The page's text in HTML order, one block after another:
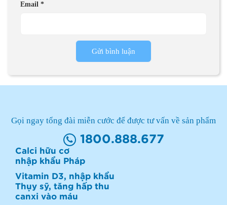
Email *
Gọi ngay tổng đài miễn cước để được tư vấn về sản phẩm
1800.888.677
Calci hữu cơ
nhập khẩu Pháp
Vitamin D3, nhập khẩu
Thụy sỹ, tăng hấp thu
canxi vào máu